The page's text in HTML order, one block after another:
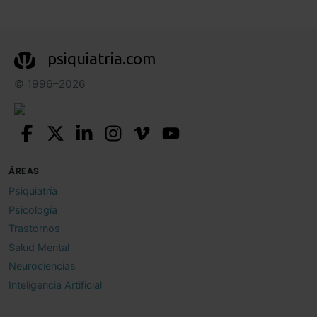
psiquiatria.com
© 1996–2026
ÁREAS
Psiquiatría
Psicología
Trastornos
Salud Mental
Neurociencias
Inteligencia Artificial